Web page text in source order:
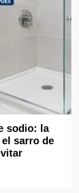
sodio: la
sarro de